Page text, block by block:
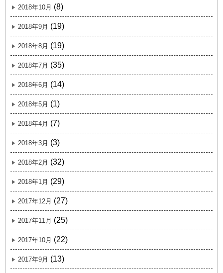
2018年10月 (8)
2018年9月 (19)
2018年8月 (19)
2018年7月 (35)
2018年6月 (14)
2018年5月 (1)
2018年4月 (7)
2018年3月 (3)
2018年2月 (32)
2018年1月 (29)
2017年12月 (27)
2017年11月 (25)
2017年10月 (22)
2017年9月 (13)